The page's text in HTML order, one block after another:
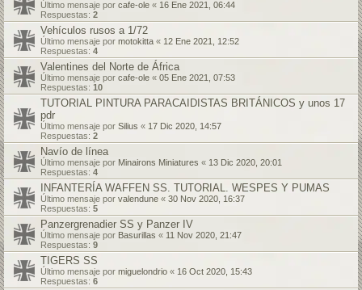
Último mensaje por cafe-ole « 16 Ene 2021, 06:44
Respuestas: 2
Vehículos rusos a 1/72
Último mensaje por motokitta « 12 Ene 2021, 12:52
Respuestas: 4
Valentines del Norte de África
Último mensaje por cafe-ole « 05 Ene 2021, 07:53
Respuestas: 10
TUTORIAL PINTURA PARACAIDISTAS BRITÁNICOS y unos 17
pdr
Último mensaje por Silius « 17 Dic 2020, 14:57
Respuestas: 2
Navío de línea
Último mensaje por Minairons Miniatures « 13 Dic 2020, 20:01
Respuestas: 4
INFANTERÍA WAFFEN SS. TUTORIAL. WESPES Y PUMAS
Último mensaje por valendune « 30 Nov 2020, 16:37
Respuestas: 5
Panzergrenadier SS y Panzer IV
Último mensaje por Basurillas « 11 Nov 2020, 21:47
Respuestas: 9
TIGERS SS
Último mensaje por miguelondrio « 16 Oct 2020, 15:43
Respuestas: 6